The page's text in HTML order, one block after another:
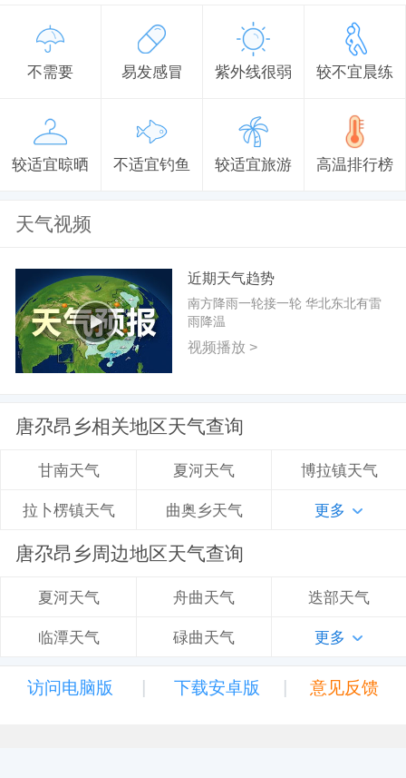
不需要 易发感冒 紫外线很弱 较不宜晨练
较适宜晾晒 不适宜钓鱼 较适宜旅游 高温排行榜
天气视频
近期天气趋势
南方降雨一轮接一轮 华北东北有雷
雨降温
视频播放 >
唐尕昂乡相关地区天气查询
甘南天气 夏河天气 博拉镇天气
拉卜楞镇天气 曲奥乡天气 更多
唐尕昂乡周边地区天气查询
夏河天气 舟曲天气 迭部天气
临潭天气 碌曲天气 更多
访问电脑版 | 下载安卓版 | 意见反馈